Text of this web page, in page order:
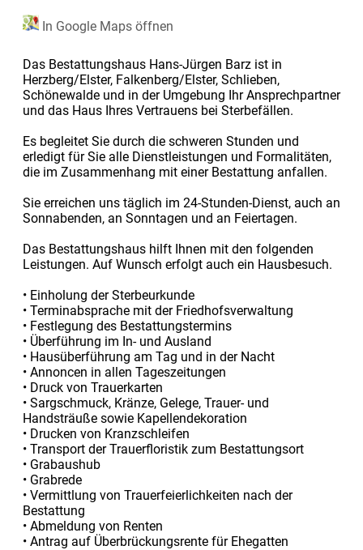
In Google Maps öffnen
Das Bestattungshaus Hans-Jürgen Barz ist in
Herzberg/Elster, Falkenberg/Elster, Schlieben,
Schönewalde und in der Umgebung Ihr Ansprechpartner
und das Haus Ihres Vertrauens bei Sterbefällen.
Es begleitet Sie durch die schweren Stunden und
erledigt für Sie alle Dienstleistungen und Formalitäten,
die im Zusammenhang mit einer Bestattung anfallen.
Sie erreichen uns täglich im 24-Stunden-Dienst, auch an
Sonnabenden, an Sonntagen und an Feiertagen.
Das Bestattungshaus hilft Ihnen mit den folgenden
Leistungen. Auf Wunsch erfolgt auch ein Hausbesuch.
• Einholung der Sterbeurkunde
• Terminabsprache mit der Friedhofsverwaltung
• Festlegung des Bestattungstermins
• Überführung im In- und Ausland
• Hausüberführung am Tag und in der Nacht
• Annoncen in allen Tageszeitungen
• Druck von Trauerkarten
• Sargschmuck, Kränze, Gelege, Trauer- und
Handsträuße sowie Kapellendekoration
• Drucken von Kranzschleifen
• Transport der Trauerfloristik zum Bestattungsort
• Grabaushub
• Grabrede
• Vermittlung von Trauerfeierlichkeiten nach der
Bestattung
• Abmeldung von Renten
• Antrag auf Überbrückungsrente für Ehegatten